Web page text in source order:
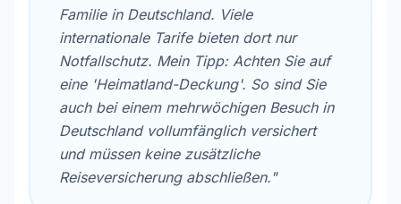
Familie in Deutschland. Viele
internationale Tarife bieten dort nur
Notfallschutz. Mein Tipp: Achten Sie auf
eine 'Heimatland-Deckung'. So sind Sie
auch bei einem mehrwöchigen Besuch in
Deutschland vollumfänglich versichert
und müssen keine zusätzliche
Reiseversicherung abschließen."